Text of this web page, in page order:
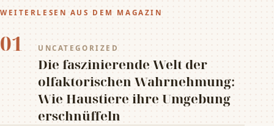
WEITERLESEN AUS DEM MAGAZIN
01 UNCATEGORIZED
Die faszinierende Welt der
olfaktorischen Wahrnehmung:
Wie Haustiere ihre Umgebung
erschnüffeln